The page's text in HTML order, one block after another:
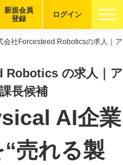
ログイン
新規会員
登録
会社Forcesteed Roboticsの求人｜
Robotics の求人｜ア
長候補
AI企業
売れる製